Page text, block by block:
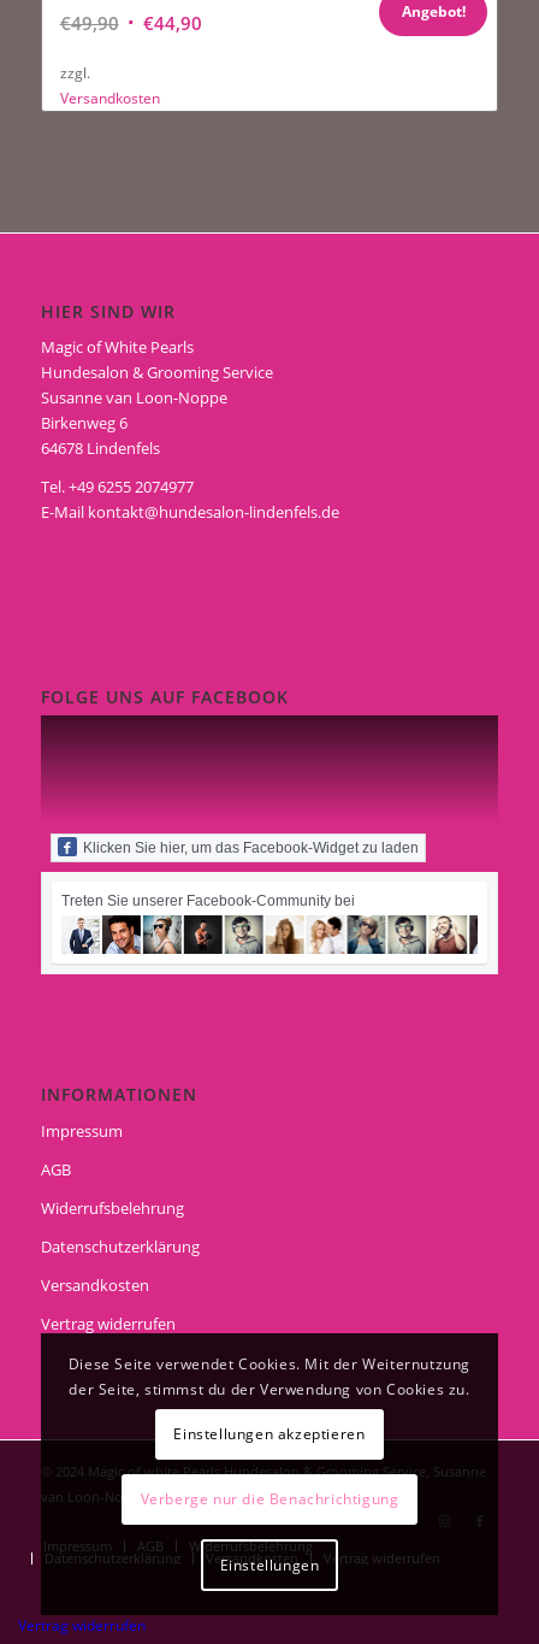
€49,90 Ursprünglicher
€49,90
€44,90Aktueller
€44,90.
Angebot!
zzgl.
Versandkosten
HIER SIND WIR
Magic of White Pearls
Hundesalon & Grooming Service
Susanne van Loon-Noppe
Birkenweg 6
64678 Lindenfels
Tel. +49 6255 2074977
E-Mail kontakt@hundesalon-lindenfels.de
FOLGE UNS AUF FACEBOOK
Klicken Sie hier, um das Facebook-Widget zu laden
Treten Sie unserer Facebook-Community bei
INFORMATIONEN
Impressum
AGB
Widerrufsbelehrung
Datenschutzerklärung
Versandkosten
Vertrag widerrufen
© 2024 Magic of white Pearls Hundesalon & Grooming Service, Susanne
van Loon-Noppe
Impressum AGB Widerrufsbelehrung
Datenschutzerklärung Versandkosten Vertrag widerrufen
Diese Seite verwendet Cookies. Mit der Weiternutzung
der Seite, stimmst du der Verwendung von Cookies zu.
Einstellungen akzeptieren
Verberge nur die Benachrichtigung
Einstellungen
Vertrag widerrufen